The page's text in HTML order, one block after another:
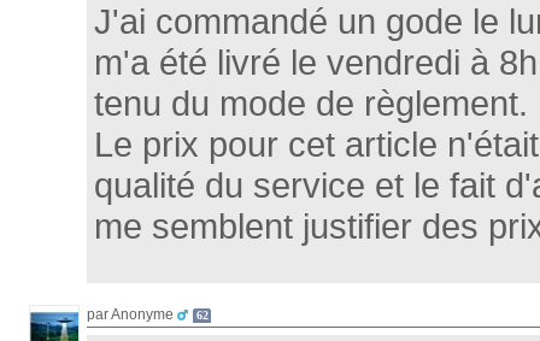
J'ai commandé un gode le
m'a été livré le vendredi à
tenu du mode de règlement.
Le prix pour cet article
qualité du service et le fait
me semblent justifier des
par Anonyme 62